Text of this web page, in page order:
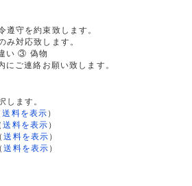
遵守を約束致します。
み対応致します。
い ③ 偽物
にご連絡お願い致します。
します。
送料を表示 ）
送料を表示 ）
送料を表示 ）
送料を表示 ）